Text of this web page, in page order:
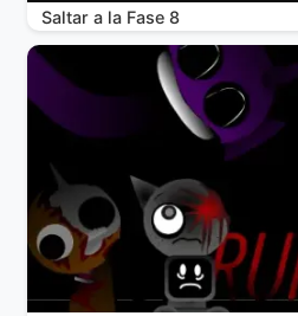
Saltar a la Fase 8